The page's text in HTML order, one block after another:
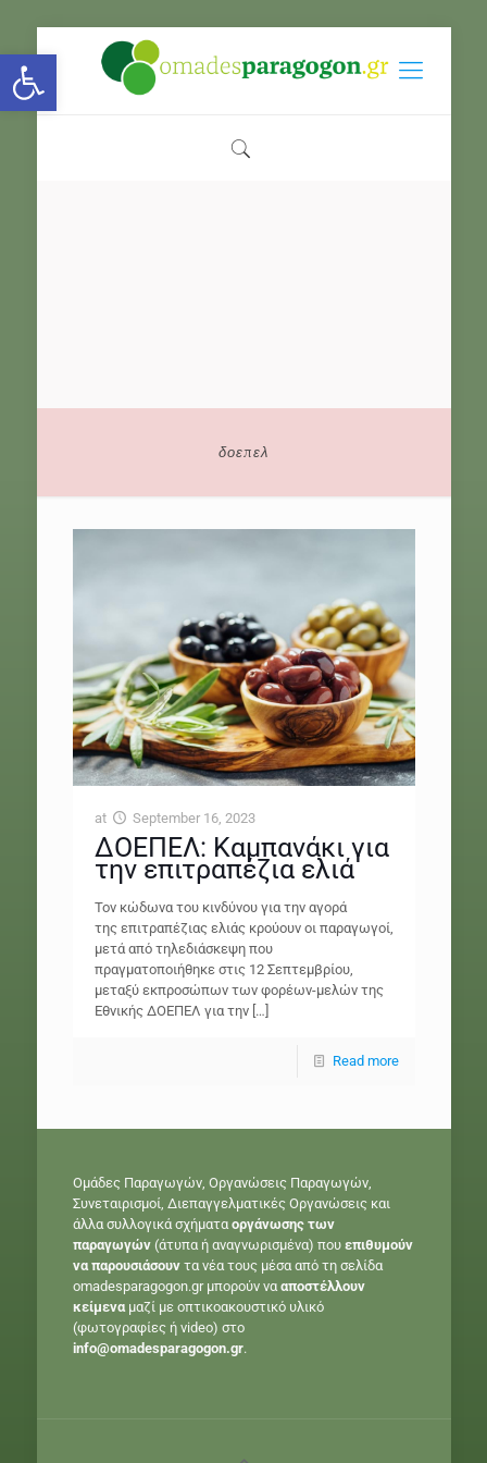
Open toolbar
δοεπελ
at September 16, 2023
ΔΟΕΠΕΛ: Καμπανάκι για
την επιτραπέζια ελιά
Τον κώδωνα του κινδύνου για την αγορά
της επιτραπέζιας ελιάς κρούουν οι παραγωγοί,
μετά από τηλεδιάσκεψη που
πραγματοποιήθηκε στις 12 Σεπτεμβρίου,
μεταξύ εκπροσώπων των φορέων-μελών της
Εθνικής ΔΟΕΠΕΛ για την[…]
Read more
Ομάδες Παραγωγών, Οργανώσεις Παραγωγών,
Συνεταιρισμοί, Διεπαγγελματικές Οργανώσεις και
άλλα συλλογικά σχήματαοργάνωσης των
παραγωγών(άτυπα ή αναγνωρισμένα) που επιθυμούν
να παρουσιάσουντα νέα τους μέσα από τη σελίδα
omadesparagogon.gr μπορούν νααποστέλλουν
κείμεναμαζί με οπτικοακουστικό υλικό
(φωτογραφίες ή video) στο
info@omadesparagogon.gr.